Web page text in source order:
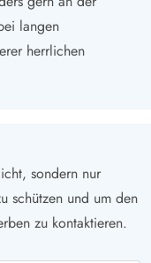
langen
herrlichen
sondern nur
schützen und um den
zu kontaktieren.